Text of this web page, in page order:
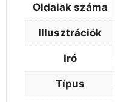
Oldalak száma
Illusztrációk
Iró
Típus